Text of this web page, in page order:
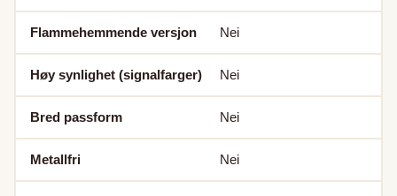
Flammehemmende versjon Nei
Høy synlighet (signalfarger) Nei
Bred passform Nei
Metallfri Nei